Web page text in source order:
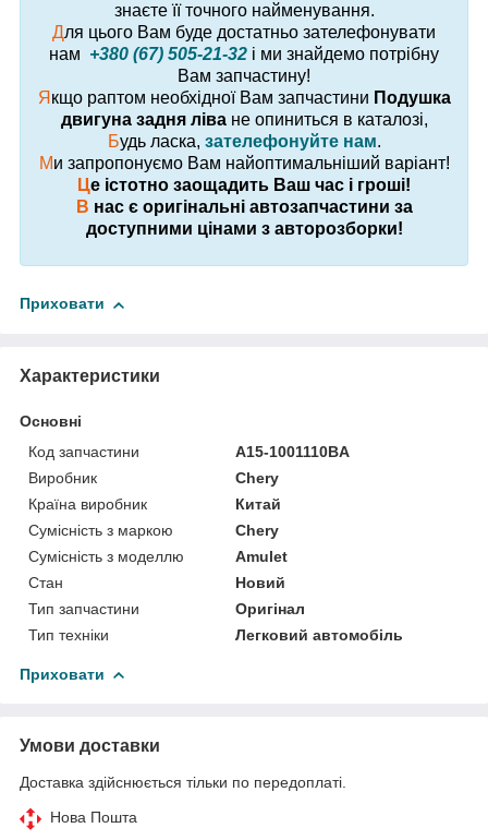
знаєте її точного найменування.
Для цього Вам буде достатньо зателефонувати
нам +380 (67) 505-21-32 і ми знайдемо потрібну
Вам запчастину!
Я кщо раптом необхідної Вам запчастини Подушка
двигуна задня ліване опиниться в каталозі,
Будь ласка, зателефонуйте нам.
Ми запропонуємо Вам найоптимальніший варіант!
Це істотно заощадить Ваш час і гроші!
В нас є оригінальні автозапчастини за
доступними цінами з авторозборки!
Приховати
Характеристики
Основні
Код запчастини
A15-1001110BA
Виробник
Chery
Країна виробник
Китай
Сумісність з маркою
Chery
Сумісність з моделлю
Amulet
Стан
Новий
Тип запчастини
Оригінал
Тип техніки
Легковий автомобіль
Приховати
Умови доставки
Доставка здійснюється тільки по передоплаті.
Нова Пошта